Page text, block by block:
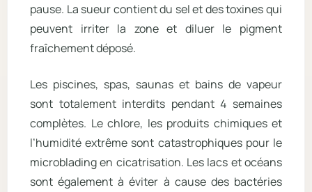
pause. La sueur contient du sel et des toxines qui
peuvent irriter la zone et diluer le pigment
fraîchement déposé.
Les piscines, spas, saunas et bains de vapeur
sont totalement interdits pendant 4 semaines
complètes. Le chlore, les produits chimiques et
l’humidité extrême sont catastrophiques pour le
microblading en cicatrisation. Les lacs et océans
sont également à éviter à cause des bactéries